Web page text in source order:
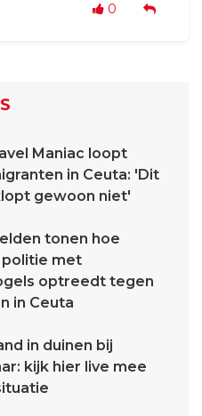
0
Maniac loopt
in Ceuta: 'Dit
gewoon niet'
tonen hoe
politie met
optreedt tegen
in Ceuta
in duinen bij
kijk hier live mee